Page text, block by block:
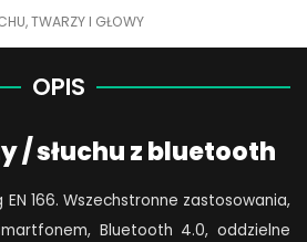
TWARZY I GŁOWY
OPIS
/ słuchu z bluetooth
166. Wszechstronne zastosowania,
Bluetooth 4.0, oddzielne